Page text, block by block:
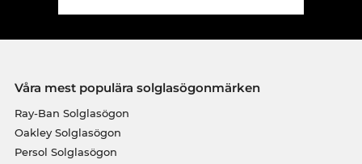
Våra mest populära solglasögonmärken
Ray-Ban Solglasögon
Oakley Solglasögon
Persol Solglasögon